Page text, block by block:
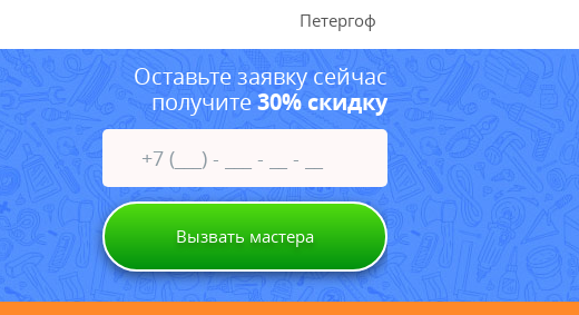
Петергоф
Оставьте заявку сейчас
получите30% скидку
Вызвать мастера